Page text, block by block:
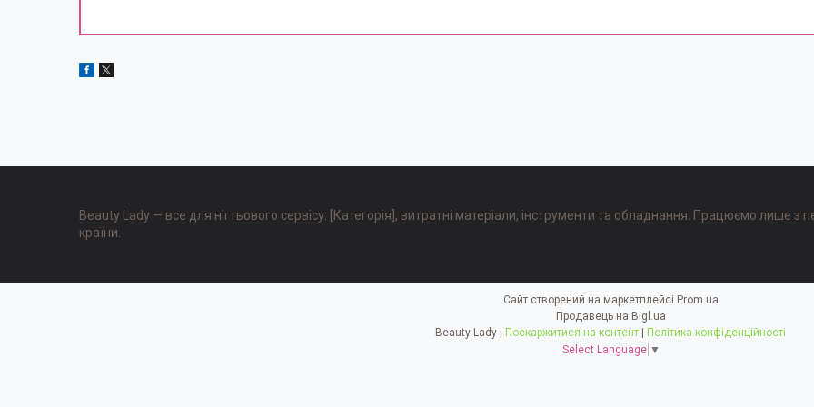
Beauty Lady — все для нігтьового сервісу: [Категорія], витратні матеріали, інструменти та обладнання. Працюємо лише з
країни.
Сайт створений на маркетплейсі Prom.ua
Продавець на Bigl.ua
Поскаржитися на контент
Політика конфіденційності
Select Language ▼